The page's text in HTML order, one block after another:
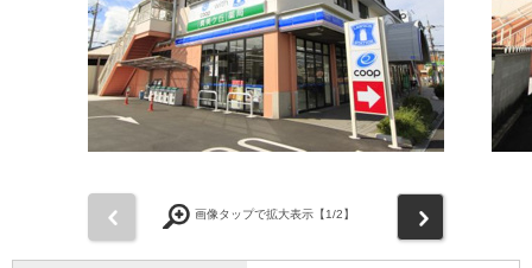
画像タップで拡大表示【1/2】